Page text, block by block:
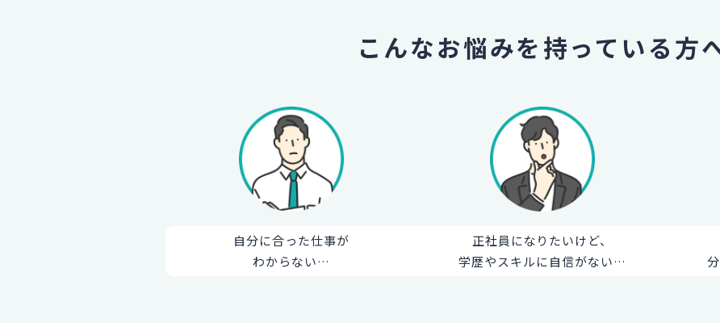
こんなお悩みを持っている方
自分に合った仕事が
わからない…
正社員になりたいけど、
学歴やスキルに自信がない…